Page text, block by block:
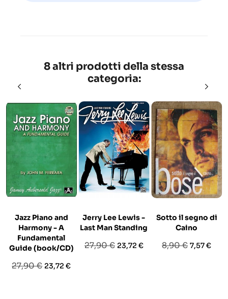
8 altri prodotti della stessa
categoria:
Jazz Piano and
Harmony - A
Fundamental
Guide (book/CD)
Prezzo
27,90 € Prezzo
23,72 €
Jerry Lee Lewis -
Last Man Standing
Prezzo
27,90 € Prezzo
23,72 €
Sotto il segno di
Caino
Prezzo
8,90 € Prezzo
7,57 €